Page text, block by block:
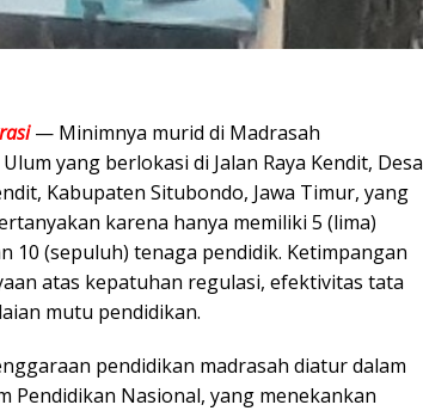
— Minimnya murid di Madrasah
yang berlokasi di Jalan Raya Kendit, Desa
Kabupaten Situbondo, Jawa Timur, yang
karena hanya memiliki 5 (lima)
10 (sepuluh) tenaga pendidik. Ketimpangan
atas kepatuhan regulasi, efektivitas tata
mutu pendidikan.
pendidikan madrasah diatur dalam
Pendidikan Nasional, yang menekankan